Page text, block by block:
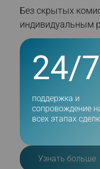
Без скрытых
индивидуальным
24/7
поддержка и
сопровождение
всех этапах
Узнать больше